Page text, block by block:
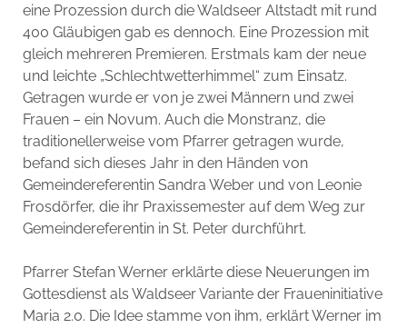
eine Prozession durch die Waldseer Altstadt mit rund
400 Gläubigen gab es dennoch. Eine Prozession mit
gleich mehreren Premieren. Erstmals kam der neue
und leichte „Schlechtwetterhimmel“ zum Einsatz.
Getragen wurde er von je zwei Männern und zwei
Frauen – ein Novum. Auch die Monstranz, die
traditionellerweise vom Pfarrer getragen wurde,
befand sich dieses Jahr in den Händen von
Gemeindereferentin Sandra Weber und von Leonie
Frosdörfer, die ihr Praxissemester auf dem Weg zur
Gemeindereferentin in St. Peter durchführt.
Pfarrer Stefan Werner erklärte diese Neuerungen im
Gottesdienst als Waldseer Variante der Fraueninitiative
Maria 2.0. Die Idee stamme von ihm, erklärt Werner im